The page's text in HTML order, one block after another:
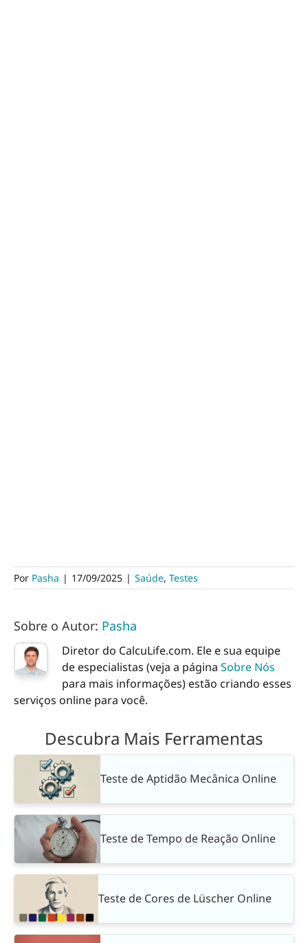
Por Pasha | 17/09/2025 | Saúde, Testes
Sobre o Autor: Pasha
Diretor do CalcuLife.com. Ele e sua equipe
de especialistas (veja a página Sobre Nós
para mais informações) estão criando esses
serviços online para você.
Descubra Mais Ferramentas
Teste de Aptidão Mecânica Online
Teste de Tempo de Reação Online
Teste de Cores de Lüscher Online